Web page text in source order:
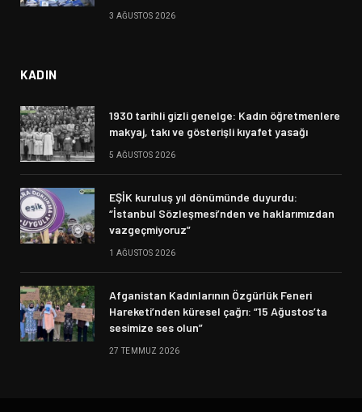
3 AĞUSTOS 2026
KADIN
1930 tarihli gizli genelge: Kadın öğretmenlere
makyaj, takı ve gösterişli kıyafet yasağı
5 AĞUSTOS 2026
EŞİK kuruluş yıl dönümünde duyurdu:
“İstanbul Sözleşmesi’nden ve haklarımızdan
vazgeçmiyoruz”
1 AĞUSTOS 2026
Afganistan Kadınlarının Özgürlük Feneri
Hareketi’nden küresel çağrı: “15 Ağustos’ta
sesimize ses olun”
27 TEMMUZ 2026